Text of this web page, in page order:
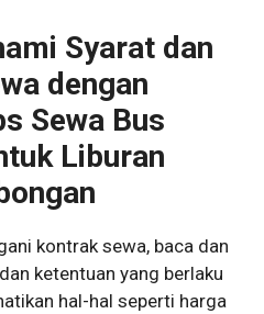
Syarat dan
dengan
Sewa Bus
Liburan
kontrak sewa, baca dan
ketentuan yang berlaku
hal-hal seperti harga